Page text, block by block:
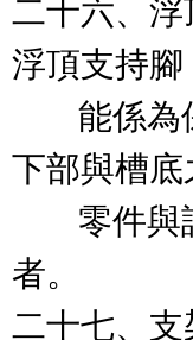
二十六、
浮頂支持腳
能係為保
下部與槽底
零件與設
者。
二十七、